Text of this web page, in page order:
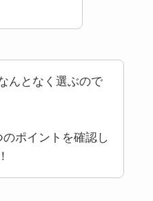
んとなく選ぶので
のポイントを確認し